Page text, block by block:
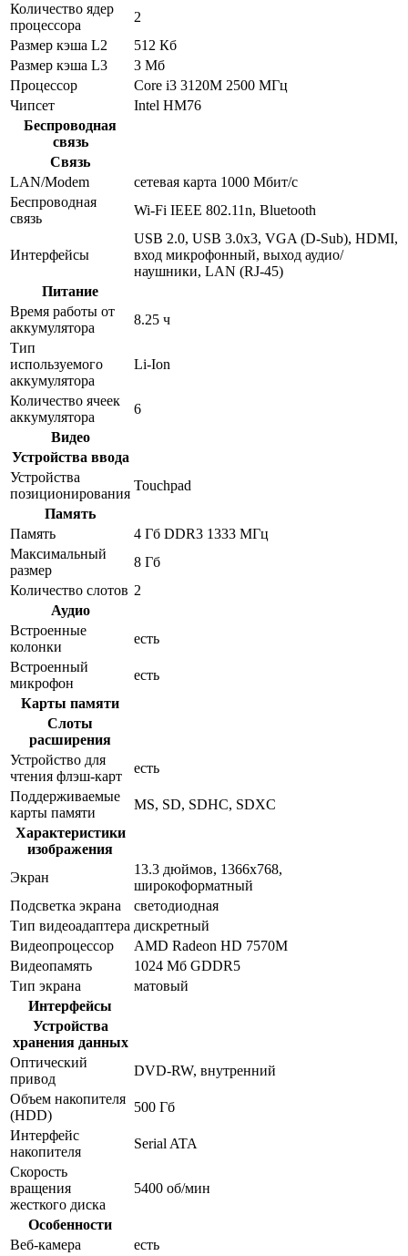
Количество ядер
процессора
2
Размер кэша L2
512 Кб
Размер кэша L3
3 Мб
Процессор
Core i3 3120M 2500 МГц
Чипсет
Intel HM76
Беспроводная
связь
Связь
LAN/Modem
сетевая карта 1000 Мбит/c
Беспроводная
связь
Wi-Fi IEEE 802.11n, Bluetooth
Интерфейсы
USB 2.0, USB 3.0x3, VGA (D-Sub), HDMI,
вход микрофонный, выход аудио/
наушники, LAN (RJ-45)
Питание
Время работы от
аккумулятора
8.25 ч
Тип
используемого
аккумулятора
Li-Ion
Количество ячеек
аккумулятора
6
Видео
Устройства ввода
Устройства
позиционирования
Touchpad
Память
Память
4 Гб DDR3 1333 МГц
Максимальный
размер
8 Гб
Количество слотов 2
Аудио
Встроенные
колонки
есть
Встроенный
микрофон
есть
Карты памяти
Слоты
расширения
Устройство для
чтения флэш-карт
есть
Поддерживаемые
карты памяти
MS, SD, SDHC, SDXC
Характеристики
изображения
Экран
13.3 дюймов, 1366x768,
широкоформатный
Подсветка экрана
светодиодная
Тип видеоадаптера дискретный
Видеопроцессор
AMD Radeon HD 7570M
Видеопамять
1024 Мб GDDR5
Тип экрана
матовый
Интерфейсы
Устройства
хранения данных
Оптический
привод
DVD-RW, внутренний
Объем накопителя
(HDD)
500 Гб
Интерфейс
накопителя
Serial ATA
Скорость
вращения
жесткого диска
5400 об/мин
Особенности
Веб-камера
есть